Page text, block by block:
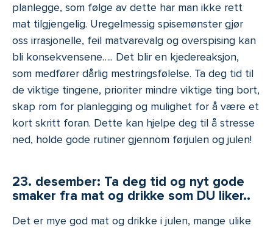
planlegge, som følge av dette har man ikke rett
mat tilgjengelig. Uregelmessig spisemønster gjør
oss irrasjonelle, feil matvarevalg og overspising kan
bli konsekvensene….. Det blir en kjedereaksjon,
som medfører dårlig mestringsfølelse. Ta deg tid til
de viktige tingene, prioriter mindre viktige ting bort,
skap rom for planlegging og mulighet for å være et
kort skritt foran. Dette kan hjelpe deg til å stresse
ned, holde gode rutiner gjennom førjulen og julen!
23. desember: Ta deg tid og nyt gode
smaker fra mat og drikke som DU liker..
Det er mye god mat og drikke i julen, mange ulike